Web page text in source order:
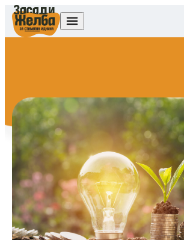
Skip to content